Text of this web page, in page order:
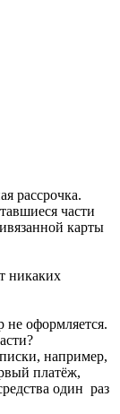
рассрочка.
части
карты
никаких
не оформляется.
например,
платёж,
один раз